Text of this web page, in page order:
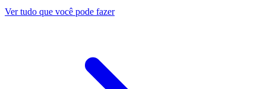
Ver tudo que você pode fazer